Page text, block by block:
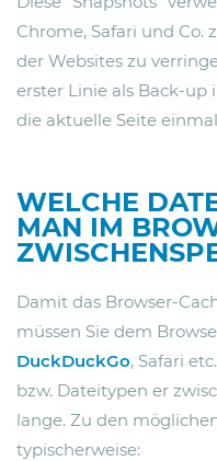
Chrome, Safari und Co.
der Websites zu
erster Linie als Back-up
die aktuelle Seite
WELCHE
MAN IM
Damit das Browser-
müssen Sie dem
DuckDuckGo, Safari
bzw. Dateitypen er
lange. Zu den
typischerweise: